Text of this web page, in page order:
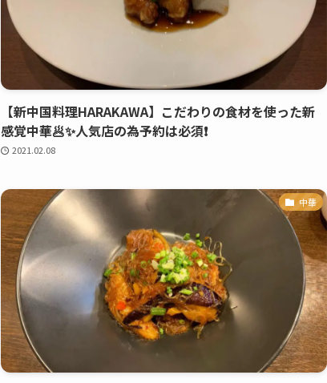
【新中国料理HARAKAWA】こだわりの食材を使った新
感覚中華🥟✨人気店の為予約は必須❗️
2021.02.08
中華